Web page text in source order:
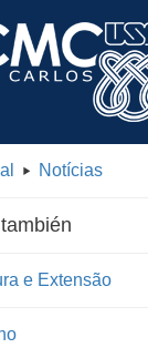
Notícias
e Extensão